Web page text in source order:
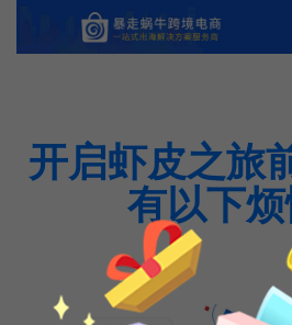
开启虾皮之旅
有以下烦